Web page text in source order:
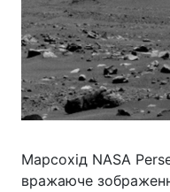
Марсохід NASA
вражаюче